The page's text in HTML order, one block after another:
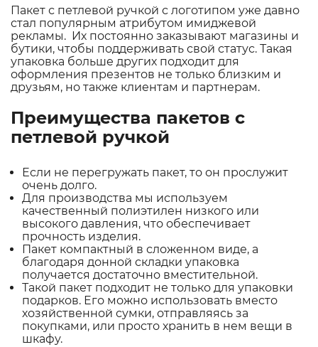
Пакет с петлевой ручкой с логотипом уже давно
стал популярным атрибутом имиджевой
рекламы. Их постоянно заказывают магазины и
бутики, чтобы поддерживать свой статус. Такая
упаковка больше других подходит для
оформления презентов не только близким и
друзьям, но также клиентам и партнерам.
Преимущества пакетов с
петлевой ручкой
Если не перегружать пакет, то он прослужит
очень долго.
Для производства мы используем
качественный полиэтилен низкого или
высокого давления, что обеспечивает
прочность изделия.
Пакет компактный в сложенном виде, а
благодаря донной складки упаковка
получается достаточно вместительной.
Такой пакет подходит не только для упаковки
подарков. Его можно использовать вместо
хозяйственной сумки, отправляясь за
покупками, или просто хранить в нем вещи в
шкафу.